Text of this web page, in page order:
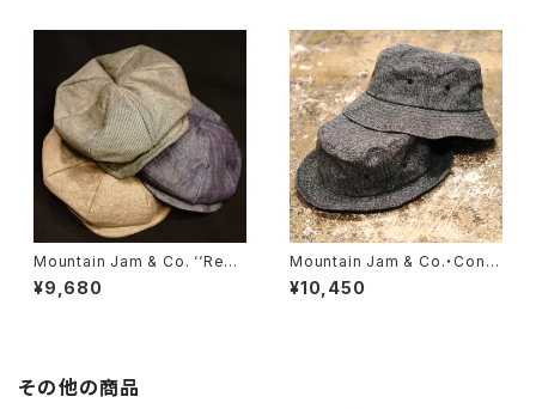
Mountain Jam & Co. ‘‘Redd
ing’’
¥9,680
Mountain Jam & Co.・Confr
ont【MJ-CP08】
¥10,450
その他の商品